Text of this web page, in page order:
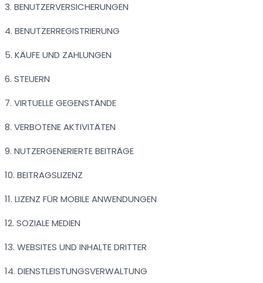
3. BENUTZERVERSICHERUNGEN
4. BENUTZERREGISTRIERUNG
5. KÄUFE UND ZAHLUNGEN
6. STEUERN
7. VIRTUELLE GEGENSTÄNDE
8. VERBOTENE AKTIVITÄTEN
9. NUTZERGENERIERTE BEITRÄGE
10. BEITRAGSLIZENZ
11. LIZENZ FÜR MOBILE ANWENDUNGEN
12. SOZIALE MEDIEN
13. WEBSITES UND INHALTE DRITTER
14. DIENSTLEISTUNGSVERWALTUNG